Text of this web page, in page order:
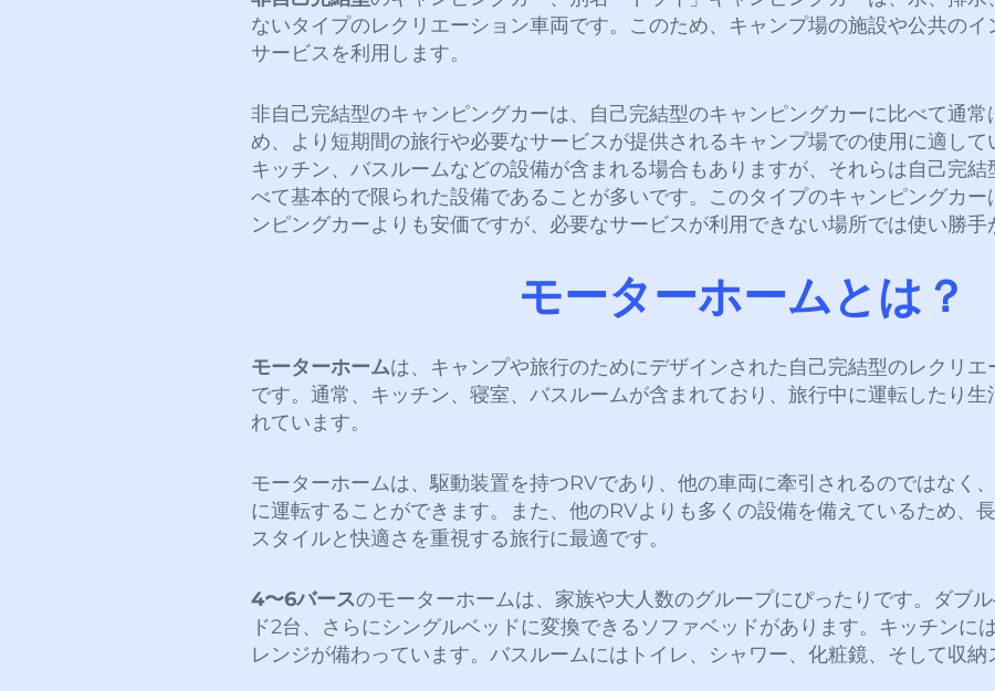
ないタイプのレクリエーション車両です。このため、キャンプ場の施設や公共の
サービスを利用します。
非自己完結型のキャンピングカーは、自己完結型のキャンピングカーに比べて通
め、より短期間の旅行や必要なサービスが提供されるキャンプ場での使用に適して
キッチン、バスルームなどの設備が含まれる場合もありますが、それらは自己完
べて基本的で限られた設備であることが多いです。このタイプのキャンピングカー
ンピングカーよりも安価ですが、必要なサービスが利用できない場所では使い勝手
モーターホームとは？
モーターホームは、キャンプや旅行のためにデザインされた自己完結型のレクリエ
です。通常、キッチン、寝室、バスルームが含まれており、旅行中に運転したり生
れています。
モーターホームは、駆動装置を持つRVであり、他の車両に牽引されるのではなく
に運転することができます。また、他のRVよりも多くの設備を備えているため、
スタイルと快適さを重視する旅行に最適です。
4〜6バースのモーターホームは、家族や大人数のグループにぴったりです。ダブ
ド2台、さらにシングルベッドに変換できるソファベッドがあります。キッチンに
レンジが備わっています。バスルームにはトイレ、シャワー、化粧鏡、そして収納